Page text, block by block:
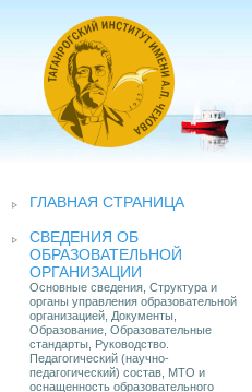
ГЛАВНАЯ СТРАНИЦА
СВЕДЕНИЯ ОБ
ОБРАЗОВАТЕЛЬНОЙ
ОРГАНИЗАЦИИ
Основные сведения, Структура и
органы управления образовательной
организацией, Документы,
Образование, Образовательные
стандарты, Руководство.
Педагогический (научно-
педагогический) состав, МТО и
оснащенность образовательного